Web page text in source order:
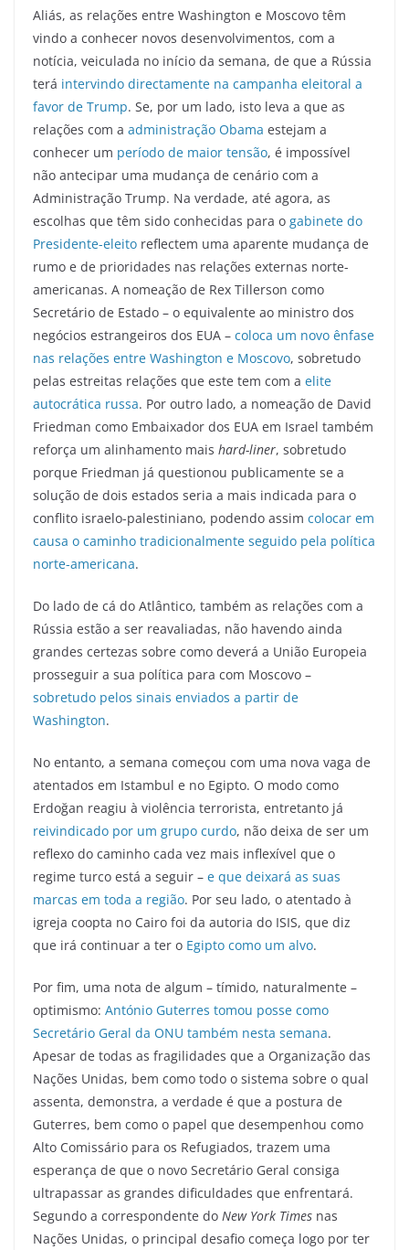
Aliás, as relações entre Washington e Moscovo têm
vindo a conhecer novos desenvolvimentos, com a
notícia, veiculada no início da semana, de que a Rússia
terá intervindo directamente na campanha eleitoral a
favor de Trump. Se, por um lado, isto leva a que as
relações com a administração Obama estejam a
conhecer um período de maior tensão, é impossível
não antecipar uma mudança de cenário com a
Administração Trump. Na verdade, até agora, as
escolhas que têm sido conhecidas para o gabinete do
Presidente-eleito reflectem uma aparente mudança de
rumo e de prioridades nas relações externas norte-
americanas. A nomeação de Rex Tillerson como
Secretário de Estado – o equivalente ao ministro dos
negócios estrangeiros dos EUA – coloca um novo ênfase
nas relações entre Washington e Moscovo, sobretudo
pelas estreitas relações que este tem com a elite
autocrática russa. Por outro lado, a nomeação de David
Friedman como Embaixador dos EUA em Israel também
reforça um alinhamento mais hard-liner, sobretudo
porque Friedman já questionou publicamente se a
solução de dois estados seria a mais indicada para o
conflito israelo-palestiniano, podendo assim colocar em
causa o caminho tradicionalmente seguido pela política
norte-americana.
Do lado de cá do Atlântico, também as relações com a
Rússia estão a ser reavaliadas, não havendo ainda
grandes certezas sobre como deverá a União Europeia
prosseguir a sua política para com Moscovo –
sobretudo pelos sinais enviados a partir de
Washington.
No entanto, a semana começou com uma nova vaga de
atentados em Istambul e no Egipto. O modo como
Erdoğan reagiu à violência terrorista, entretanto já
reivindicado por um grupo curdo, não deixa de ser um
reflexo do caminho cada vez mais inflexível que o
regime turco está a seguir – e que deixará as suas
marcas em toda a região. Por seu lado, o atentado à
igreja coopta no Cairo foi da autoria do ISIS, que diz
que irá continuar a ter o Egipto como um alvo.
Por fim, uma nota de algum – tímido, naturalmente –
optimismo: António Guterres tomou posse como
Secretário Geral da ONU também nesta semana.
Apesar de todas as fragilidades que a Organização das
Nações Unidas, bem como todo o sistema sobre o qual
assenta, demonstra, a verdade é que a postura de
Guterres, bem como o papel que desempenhou como
Alto Comissário para os Refugiados, trazem uma
esperança de que o novo Secretário Geral consiga
ultrapassar as grandes dificuldades que enfrentará.
Segundo a correspondente do New York Times nas
Nações Unidas, o principal desafio começa logo por ter